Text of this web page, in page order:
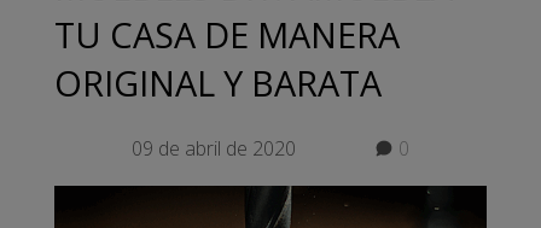
TU CASA DE MANERA
ORIGINAL Y BARATA
09 de abril de 2020 0